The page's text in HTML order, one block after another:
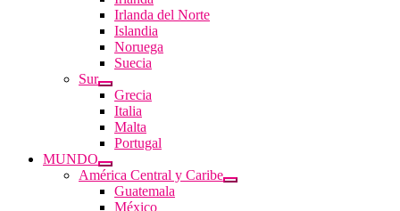
Irlanda del Norte
Islandia
Noruega
Suecia
Sur
Grecia
Italia
Malta
Portugal
MUNDO
América Central y Caribe
Guatemala
México